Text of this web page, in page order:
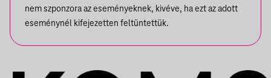
nem szponzora az eseményeknek, kivéve, ha ezt az adott
eseménynél kifejezetten feltüntettük.